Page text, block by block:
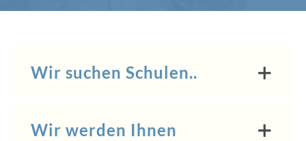
Wir suchen Schulen..
Wir werden Ihnen